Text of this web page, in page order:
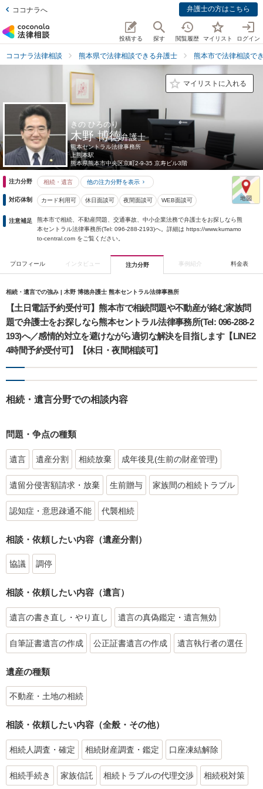
ココナラへ 弁護士の方はこちら
投稿する 探す 閲覧履歴 マイリスト ログイン
ココナラ法律相談 熊本県で法律相談できる弁護士 熊本市で法律相談で
マイリストに入れる
きの ひろのり
木野 博徳弁護士
熊本セントラル法律事務所
上熊本駅
熊本県熊本市中央区京町2-9-35 京寿ビル3階
注力分野 相続・遺言 他の注力分野を表示
対応体制 カード利用可 休日面談可 夜間面談可 WEB面談可
注意補足
熊本市で相続、不動産問題、交通事故、中小企業法務で弁護士をお探しなら熊
本セントラル法律事務所(Tel: 096-288-2193)へ。詳細は https://www.kumamo
to-central.com をご覧ください。
プロフィール インタビュー 注力分野 事例紹介 料金表
相続・遺言での強み | 木野 博徳弁護士 熊本セントラル法律事務所
【土日電話予約受付可】熊本市で相続問題や不動産が絡む家族問
題で弁護士をお探しなら熊本セントラル法律事務所(Tel: 096-288-2
193)へ／感情的対立を避けながら適切な解決を目指します【LINE2
4時間予約受付可】【休日・夜間相談可】
相続・遺言分野での相談内容
問題・争点の種類
遺言 遺産分割 相続放棄 成年後見(生前の財産管理)
遺留分侵害額請求・放棄 生前贈与 家族間の相続トラブル
認知症・意思疎通不能 代襲相続
相談・依頼したい内容（遺産分割）
協議 調停
相談・依頼したい内容（遺言）
遺言の書き直し・やり直し 遺言の真偽鑑定・遺言無効
自筆証書遺言の作成 公正証書遺言の作成 遺言執行者の選任
遺産の種類
不動産・土地の相続
相談・依頼したい内容（全般・その他）
相続人調査・確定 相続財産調査・鑑定 口座凍結解除
相続手続き 家族信託 相続トラブルの代理交渉 相続税対策